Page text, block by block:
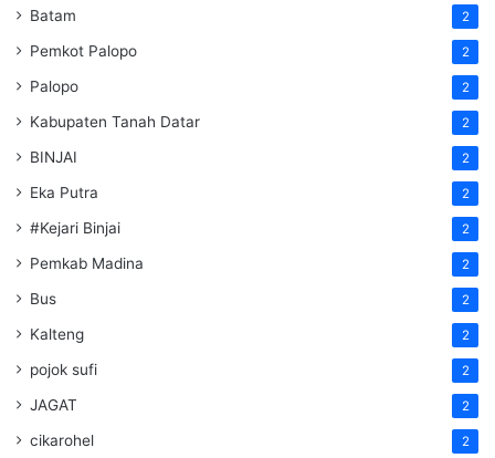
Batam 2
Pemkot Palopo 2
Palopo 2
Kabupaten Tanah Datar 2
BINJAI 2
Eka Putra 2
#Kejari Binjai 2
Pemkab Madina 2
Bus 2
Kalteng 2
pojok sufi 2
JAGAT 2
cikarohel 2